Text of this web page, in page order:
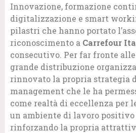
Innovazione, formazione
digitalizzazione e smart
pilastri che hanno portato
riconoscimento a Carrefour
consecutivo. Per far fronte
grande distribuzione
rinnovato la propria strategia
management che le ha
come realtà di eccellenza per
un ambiente di lavoro
rinforzando la propria